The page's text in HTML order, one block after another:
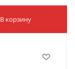
В корзину